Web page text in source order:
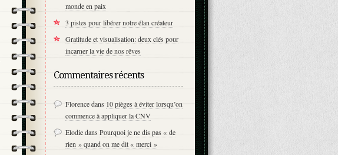
monde en paix
3 pistes pour libérer notre élan créateur
Gratitude et visualisation: deux clés pour
incarner la vie de nos rêves
Commentaires récents
Florencedans 10 pièges à éviter lorsqu’on
commence à appliquer la CNV
ElodiedansPourquoi je ne dis pas « de
rien » quand on me dit « merci »